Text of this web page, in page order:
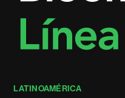
LATINOAMÉRICA